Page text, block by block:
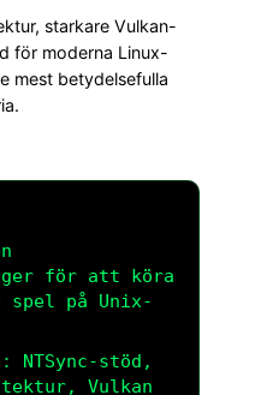
starkare Vulkan-
för moderna Linux-
mest betydelsefulla
för att köra
spel på Unix-
NTSync-stöd,
Vulkan